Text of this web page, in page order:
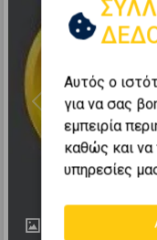
Previous
Αυτός ο
για να σας
εμπειρία
καθώς και να
υπηρεσίες